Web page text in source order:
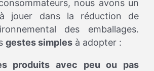
nous avons un
jouer dans la réduction de
des emballages.
gestes simples à adopter :
produits avec peu ou pas